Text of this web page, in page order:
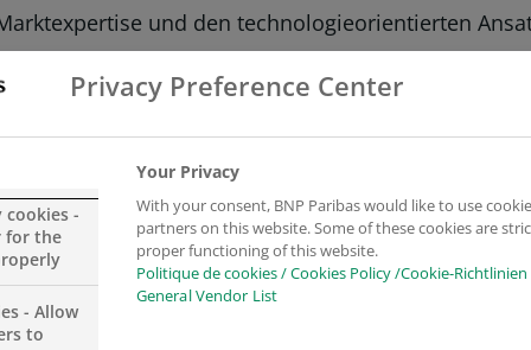
und den technologieorientierten
Services
, sagt: „Wir freuen uns sehr auf die
Präsenz in Deutschland und Luxemburg
Übertragung von Dienstleistungen, wie z.B. der
und unseren Kunden Services effizient
zu managen. Wir sind zuversichtlich, dass die
Privacy Preference Center
cookies -
for the
- Allow
to
Your Privacy
With your consent, BNP Paribas would like to use
partners on this website. Some of these cookies are
proper functioning of this website.
Politique de cookies / Cookies Policy /Cookie-Richtlinien
General Vendor List